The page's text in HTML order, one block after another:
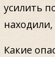
усилить
Какие